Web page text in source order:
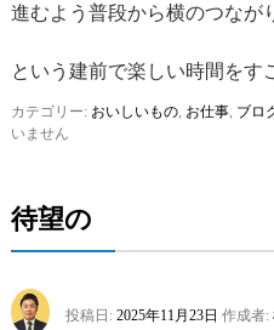
進むよう普段から横のつなが
という建前で楽しい時間をす
カテゴリー: おいしいもの, お仕事, ブロ
いません
待望の
投稿日: 2025年11月23日 作成者: